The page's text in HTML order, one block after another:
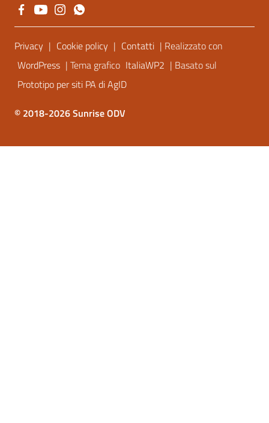
Sezione Link Utili
Privacy | Cookie policy | Contatti | Realizzato con
WordPress | Tema grafico ItaliaWP2 | Basato sul
Prototipo per siti PA di AgID
© 2018-2026 Sunrise ODV